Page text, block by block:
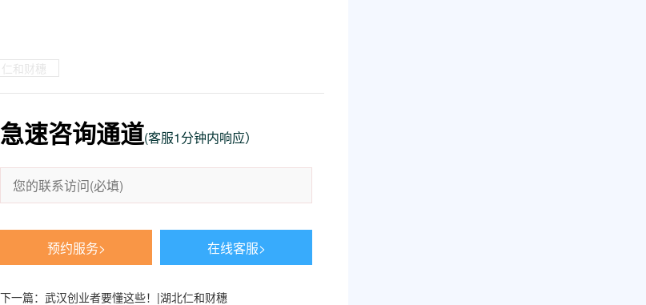
仁和财穗
急速咨询通道(客服1分钟内响应）
预约服务> 在线客服>
下一篇： 武汉创业者要懂这些！|湖北仁和财穗